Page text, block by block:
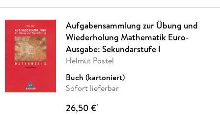
Aufgabensammlung zur Übung und
Wiederholung Mathematik Euro-
Ausgabe: Sekundarstufe I
Helmut Postel
Buch (kartoniert)
Sofort lieferbar
26,50 €*